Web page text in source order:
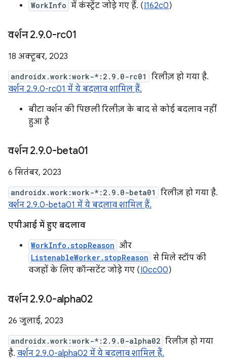
WorkInfo में कंस्ट्रेंट जोड़े गए हैं. (I162c0)
वर्शन 2.9.0-rc01
18 अक्टूबर, 2023
androidx.work:work-*:2.9.0-rc01
रिलीज़ हो गया है.
वर्शन 2.9.0-rc01 में ये बदलाव शामिल हैं.
बीटा वर्शन की पिछली रिलीज़ के बाद से कोई बदलाव नहीं
हुआ है
वर्शन 2.9.0-beta01
6 सितंबर, 2023
androidx.work:work-*:2.9.0-beta01
रिलीज़ हो गया है.
वर्शन 2.9.0-beta01 में ये बदलाव शामिल हैं.
एपीआई में हुए बदलाव
WorkInfo.stopReason और
ListenableWorker.stopReason से मिले स्टॉप की
वजहों के लिए कॉन्सटेंट जोड़े गए (I0cc00)
वर्शन 2.9.0-alpha02
26 जुलाई, 2023
androidx.work:work-*:2.9.0-alpha02 रिलीज़ हो गया
है. वर्शन 2.9.0-alpha02 में ये बदलाव शामिल हैं.